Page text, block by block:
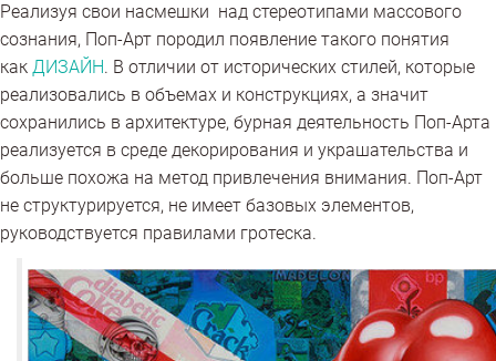
Реализуя свои насмешки над стереотипами массового
сознания, Поп-Арт породил появление такого понятия
как ДИЗАЙН. В отличии от исторических стилей, которые
реализовались в объемах и конструкциях, а значит
сохранились в архитектуре, бурная деятельность Поп-Арта
реализуется в среде декорирования и украшательства и
больше похожа на метод привлечения внимания. Поп-Арт
не структурируется, не имеет базовых элементов,
руководствуется правилами гротеска.